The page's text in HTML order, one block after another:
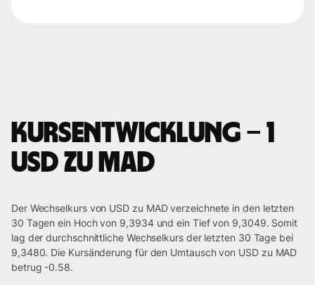
Kursentwicklung – 1
USD zu MAD
Der Wechselkurs von USD zu MAD verzeichnete in den letzten
30 Tagen ein Hoch von 9,3934 und ein Tief von 9,3049. Somit
lag der durchschnittliche Wechselkurs der letzten 30 Tage bei
9,3480. Die Kursänderung für den Umtausch von USD zu MAD
betrug -0.58.